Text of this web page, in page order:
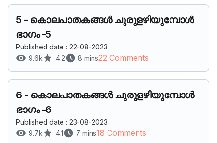
5 - കൊലപാതകങ്ങൾ ചുരുളഴിയുമ്പോൾ
ഭാഗം -5
Published date : 22-08-2023
9.6k
4.2 8 mins22 Comments
6 - കൊലപാതകങ്ങൾ ചുരുളഴിയുമ്പോൾ
ഭാഗം -6
Published date : 23-08-2023
9.7k
4.1 7 mins18 Comments